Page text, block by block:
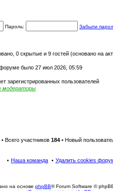
Пароль: Забыли
0 скрытые и 9 гостей (основано на
было 27 июл 2026, 05:59
зарегистрированных пользователей
модераторы
• Всего участников 184 • Новый
Удалить cookies
Наша команда
на основе phpBB® Forum Software ©